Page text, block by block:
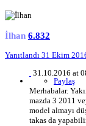
İlhan 6.832
Yanıtlandı 31 Ekim
Paylaş
31.10.2016 at
Merhabalar.
mazda 3 2011
model almayı
takas da